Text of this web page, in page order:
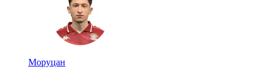
Моруцан